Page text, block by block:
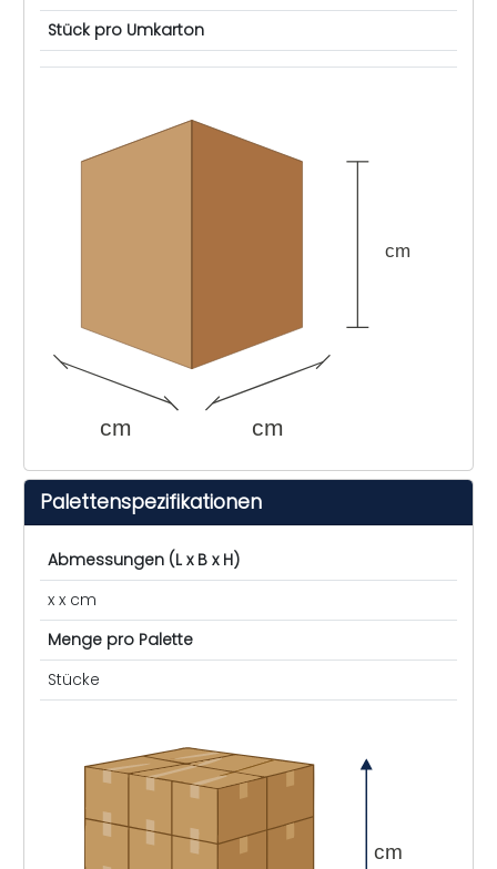
Stück pro Umkarton
cm cm
cm
Palettenspezifikationen
Abmessungen (L x B x H)
x x cm
Menge pro Palette
Stücke
cm